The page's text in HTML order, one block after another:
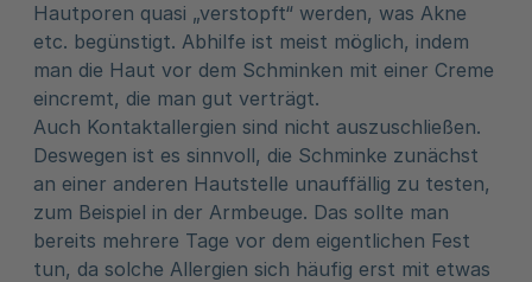
Hautporen quasi „verstopft“ werden, was Akne
etc. begünstigt. Abhilfe ist meist möglich, indem
man die Haut vor dem Schminken mit einer Creme
eincremt, die man gut verträgt.
Auch Kontaktallergien sind nicht auszuschließen.
Deswegen ist es sinnvoll, die Schminke zunächst
an einer anderen Hautstelle unauffällig zu testen,
zum Beispiel in der Armbeuge. Das sollte man
bereits mehrere Tage vor dem eigentlichen Fest
tun, da solche Allergien sich häufig erst mit etwas